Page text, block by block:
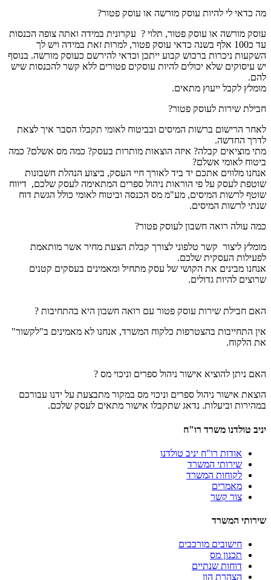
מה כדאי לי להיות עוסק מורשה או עוסק פטור?
עוסק מורשה או עוסק פטור, תלוי ? עקרונית במידה ואתה צופה הכנסות
עד כ100 אלף בשנה כדאי עוסק פטור, למרות זאת במידה ויש לך
השקעות ניכרות ברכוש קבוע ייתכן וכדאי להירשם כעוסק מורשה. בנוסף
יש עיסוקים שלא יכולים להיות עוסקים פטורים ללא קשר להכנסות שיש
להם.
מומלץ לקבל ייעוץ מתאים.
חבילת שירות לעוסק פטור?
לאחר הרישום ברשות המיסים ובביטוח לאומי תקבלו הסבר איך לצאת
לדרך החדשה.
מתי מוציאים קבלה? איזה הוצאות מותרות בעסק? כמה מס אשלם? כמה
ביטוח לאומי אשלם?
אנחנו מלווים אתכם יד ביד לאורך חיי העסק, ביצוע הנהלת חשבונות
שוטפת לעסק על פי הוראות ניהול ספרים המתאימה לעסק שלכם, דיווח
שוטף לרשות המיסים, מע"מ מס הכנסה וביטוח לאומי כולל הגשת דוח
שנתי לרשות המיסים.
כמה עולה רואה חשבון לעוסק פטור?
מומלץ ליצור קשר טלפוני לצורך קבלת הצעת מחיר אשר מותאמת
לפעילות העסקית שלכם.
אנחנו מבינים את הקושי של עסק מתחיל ומאמינים בעסקים קטנים
שרוצים להיות גדולים.
האם חבילת שירות עוסק פטור עם רואה חשבון היא בהתחיבות ?
אין התחייבות בהצטרפות כלקוח המשרד, אנחנו לא מאמינים ב"לקשור"
את הלקוח.
האם ניתן להוציא אישור ניהול ספרים וניכוי מס ?
הוצאת אישור ניהול ספרים וניכוי מס במקור מתבצעת על ידנו עבורכם
במהירות וביעלות. נדאג שתקבלו אישור מתאים לעסק שלכם.
יניב טולדנו משרד רו"ח
אודות רו"ח יניב טולדנו
שירותי המשרד
לקוחות המשרד
מאמרים
צור קשר
שירותי המשרד
חישובים מורכבים
תכנון מס
דוחות שנתיים
הצהרת הון